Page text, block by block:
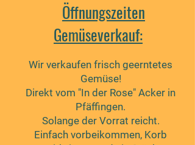
Öffnungszeiten
Gemüseverkauf:
Wir verkaufen frisch geerntetes
Gemüse!
Direkt vom "In der Rose" Acker in
Pfäffingen.
Solange der Vorrat reicht.
Einfach vorbeikommen, Korb